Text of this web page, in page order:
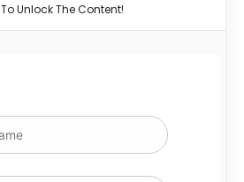
Unlock The Content!